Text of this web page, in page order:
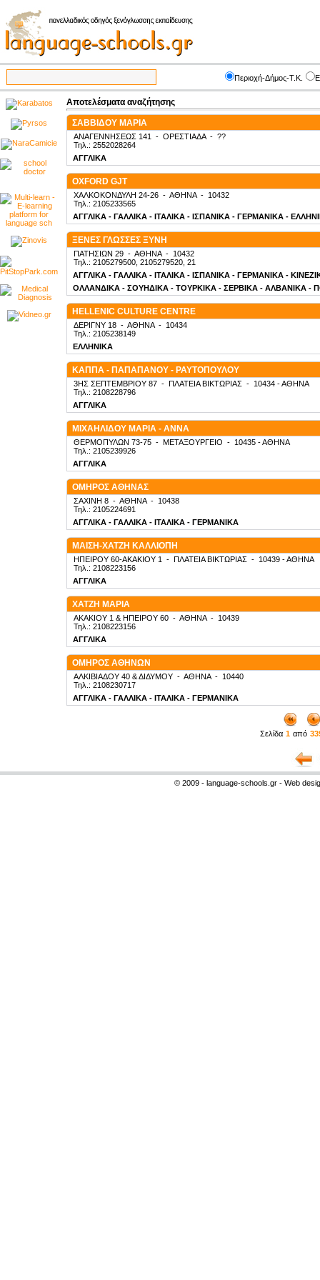
Περιοχή-Δήμος-Τ.Κ.
Αποτελέσματα αναζήτησης
ΣΑΒΒΙΔΟΥ ΜΑΡΙΑ
ΑΝΑΓΕΝΝΗΣΕΩΣ 141 - ΟΡΕΣΤΙΑΔΑ- ??
Τηλ.: 2552028264
ΑΓΓΛΙΚΑ
OXFORD GJT
ΧΑΛΚΟΚΟΝΔΥΛΗ 24-26 - ΑΘΗΝΑ- 10432
Τηλ.: 2105233565
ΑΓΓΛΙΚΑ - ΓΑΛΛΙΚΑ - ΙΤΑΛΙΚΑ - ΙΣΠΑΝΙΚΑ - ΓΕΡΜΑΝΙΚΑ -
ΞΕΝΕΣ ΓΛΩΣΣΕΣ ΞΥΝΗ
ΠΑΤΗΣΙΩΝ 29 - ΑΘΗΝΑ- 10432
Τηλ.: 2105279500, 2105279520, 21
ΑΓΓΛΙΚΑ - ΓΑΛΛΙΚΑ - ΙΤΑΛΙΚΑ - ΙΣΠΑΝΙΚΑ - ΓΕΡΜΑΝΙΚΑ -
ΟΛΛΑΝΔΙΚΑ - ΣΟΥΗΔΙΚΑ - ΤΟΥΡΚΙΚΑ - ΣΕΡΒΙΚΑ - ΑΛΒΑΝΙΚΑ -
HELLENIC CULTURE CENTRE
ΔΕΡΙΓΝΥ 18 - ΑΘΗΝΑ- 10434
Τηλ.: 2105238149
ΕΛΛΗΝΙΚΑ
ΚΑΠΠΑ - ΠΑΠΑΠΑΝΟΥ - ΡΑΥΤΟΠΟΥΛΟΥ
3ΗΣ ΣΕΠΤΕΜΒΡΙΟΥ 87 - ΠΛΑΤΕΙΑ ΒΙΚΤΩΡΙΑΣ - 10434 - ΑΘΗΝΑ
Τηλ.: 2108228796
ΑΓΓΛΙΚΑ
ΜΙΧΑΗΛΙΔΟΥ ΜΑΡΙΑ - ΑΝΝΑ
ΘΕΡΜΟΠΥΛΩΝ 73-75 - ΜΕΤΑΞΟΥΡΓΕΙΟ - 10435 - ΑΘΗΝΑ
Τηλ.: 2105239926
ΑΓΓΛΙΚΑ
ΟΜΗΡΟΣ ΑΘΗΝΑΣ
ΣΑΧΙΝΗ 8 - ΑΘΗΝΑ- 10438
Τηλ.: 2105224691
ΑΓΓΛΙΚΑ - ΓΑΛΛΙΚΑ - ΙΤΑΛΙΚΑ - ΓΕΡΜΑΝΙΚΑ
ΜΑΙΣΗ-ΧΑΤΖΗ ΚΑΛΛΙΟΠΗ
ΗΠΕΙΡΟΥ 60-ΑΚΑΚΙΟΥ 1 - ΠΛΑΤΕΙΑ ΒΙΚΤΩΡΙΑΣ - 10439 - ΑΘΗΝΑ
Τηλ.: 2108223156
ΑΓΓΛΙΚΑ
ΧΑΤΖΗ ΜΑΡΙΑ
ΑΚΑΚΙΟΥ 1 & ΗΠΕΙΡΟΥ 60 - ΑΘΗΝΑ- 10439
Τηλ.: 2108223156
ΑΓΓΛΙΚΑ
ΟΜΗΡΟΣ ΑΘΗΝΩΝ
ΑΛΚΙΒΙΑΔΟΥ 40 & ΔΙΔΥΜΟΥ - ΑΘΗΝΑ- 10440
Τηλ.: 2108230717
ΑΓΓΛΙΚΑ - ΓΑΛΛΙΚΑ - ΙΤΑΛΙΚΑ - ΓΕΡΜΑΝΙΚΑ
Σελίδα 1 από
© 2009 - language-schools.gr - Web